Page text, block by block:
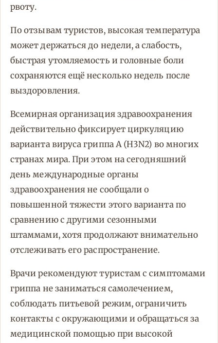
рвоту.
По отзывам туристов, высокая температура
может держаться до недели, а слабость,
быстрая утомляемость и головные боли
сохраняются ещё несколько недель после
выздоровления.
Всемирная организация здравоохранения
действительно фиксирует циркуляцию
варианта вируса гриппа A (H3N2) во многих
странах мира. При этом на сегодняшний
день международные органы
здравоохранения не сообщали о
повышенной тяжести этого варианта по
сравнению с другими сезонными
штаммами, хотя продолжают внимательно
отслеживать его распространение.
Врачи рекомендуют туристам с симптомами
гриппа не заниматься самолечением,
соблюдать питьевой режим, ограничить
контакты с окружающими и обращаться за
медицинской помощью при высокой